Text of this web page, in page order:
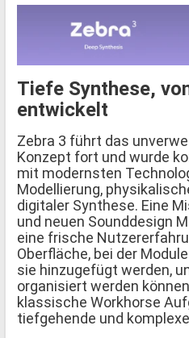
Tiefe Synthese,
entwickelt
Zebra 3 führt das
Konzept fort und wurde
mit modernsten
Modellierung,
digitaler Synthese. Eine
und neuen Sounddesign
eine frische
Oberfläche, bei der
sie hinzugefügt werden,
organisiert werden
klassische Workhorse
tiefgehende und